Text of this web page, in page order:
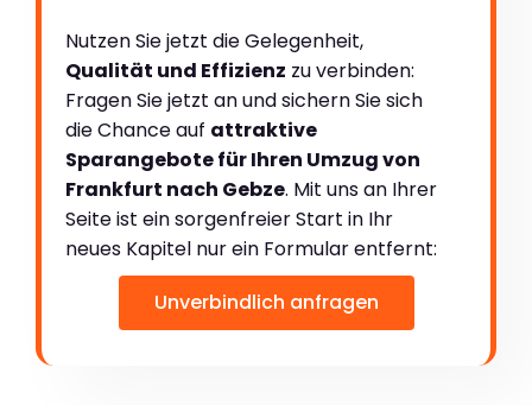
Nutzen Sie jetzt die Gelegenheit,
Qualität und Effizienz zu verbinden:
Fragen Sie jetzt an und sichern Sie sich
die Chance auf attraktive
Sparangebote für Ihren Umzug von
Frankfurt nach Gebze. Mit uns an Ihrer
Seite ist ein sorgenfreier Start in Ihr
neues Kapitel nur ein Formular entfernt:
Unverbindlich anfragen